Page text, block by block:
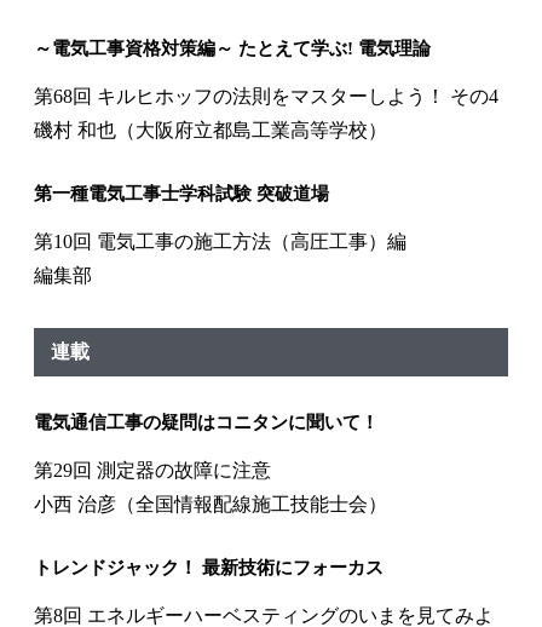
～電気工事資格対策編～ たとえて学ぶ! 電気理論
第68回 キルヒホッフの法則をマスターしよう！ その4
磯村 和也（大阪府立都島工業高等学校）
第一種電気工事士学科試験 突破道場
第10回 電気工事の施工方法（高圧工事）編
編集部
連載
電気通信工事の疑問はコニタンに聞いて！
第29回 測定器の故障に注意
小西 治彦（全国情報配線施工技能士会）
トレンドジャック！ 最新技術にフォーカス
第8回 エネルギーハーベスティングのいまを見てみよ